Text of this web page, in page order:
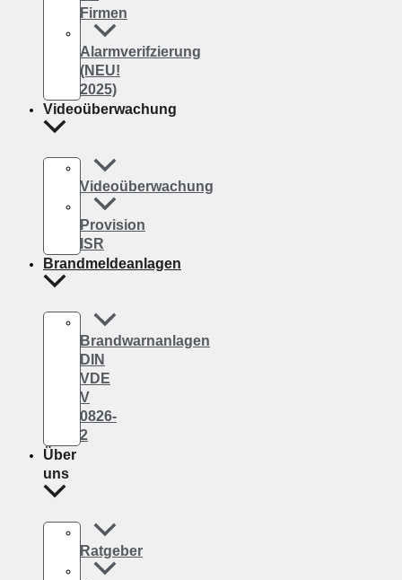
Firmen
Alarmverifzierung
(NEU!
2025)
Videoüberwachung
Videoüberwachung
Provision
ISR
Brandmeldeanlagen
Brandwarnanlagen
DIN
VDE
V
0826-
2
Über
uns
Ratgeber